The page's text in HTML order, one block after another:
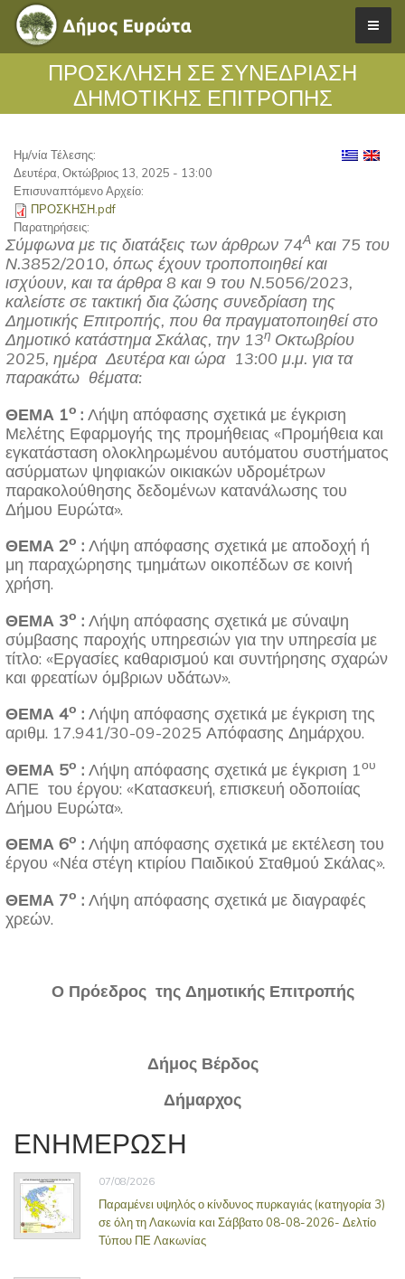
ΠΡΟΣΚΛΗΣΗ ΣΕ ΣΥΝΕΔΡΙΑΣΗ
ΔΗΜΟΤΙΚΗΣ ΕΠΙΤΡΟΠΗΣ
Ημ/νία Τέλεσης:
Δευτέρα, Οκτώβριος 13, 2025 - 13:00
Επισυναπτόμενο Αρχείο:
ΠΡΟΣΚΗΣΗ.pdf
Παρατηρήσεις:
Σύμφωνα με τις διατάξεις των άρθρων 74Ακαι 75 του
Ν.3852/2010, όπως έχουν τροποποιηθεί και
ισχύουν, και τα άρθρα 8 και 9 του Ν.5056/2023,
καλείστε σε τακτική δια ζώσης συνεδρίαση της
Δημοτικής Επιτροπής, που θα πραγματοποιηθεί στο
Δημοτικό κατάστημα Σκάλας, την 13η Οκτωβρίου
2025, ημέρα Δευτέρα και ώρα 13:00 μ.μ. για τα
παρακάτω θέματα:
ΘΕΜΑ 1ο :Λήψη απόφασης σχετικά με έγκριση
Μελέτης Εφαρμογής της προμήθειας «Προμήθεια και
εγκατάσταση ολοκληρωμένου αυτόματου συστήματος
ασύρματων ψηφιακών οικιακών υδρομέτρων
παρακολούθησης δεδομένων κατανάλωσης του
Δήμου Ευρώτα».
ΘΕΜΑ 2ο :Λήψη απόφασης σχετικά με αποδοχή ή
μη παραχώρησης τμημάτων οικοπέδων σε κοινή
χρήση.
ΘΕΜΑ 3ο :Λήψη απόφασης σχετικά με σύναψη
σύμβασης παροχής υπηρεσιών για την υπηρεσία με
τίτλο: «Εργασίες καθαρισμού και συντήρησης σχαρών
και φρεατίων όμβριων υδάτων».
ΘΕΜΑ 4ο :Λήψη απόφασης σχετικά με έγκριση της
αριθμ. 17.941/30-09-2025 Απόφασης Δημάρχου.
ΘΕΜΑ 5ο :Λήψη απόφασης σχετικά με έγκριση 1ου
ΑΠΕ του έργου: «Κατασκευή, επισκευή οδοποιίας
Δήμου Ευρώτα».
ΘΕΜΑ 6ο :Λήψη απόφασης σχετικά με εκτέλεση του
έργου «Νέα στέγη κτιρίου Παιδικού Σταθμού Σκάλας».
ΘΕΜΑ 7ο :Λήψη απόφασης σχετικά με διαγραφές
χρεών.
Ο Πρόεδρος της Δημοτικής Επιτροπής
Δήμος Βέρδος
Δήμαρχος
ΕΝΗΜΕΡΩΣΗ
07/08/2026
Παραμένει υψηλός ο κίνδυνος πυρκαγιάς (κατηγορία 3)
σε όλη τη Λακωνία και Σάββατο 08-08-2026- Δελτίο
Τύπου ΠΕ Λακωνίας